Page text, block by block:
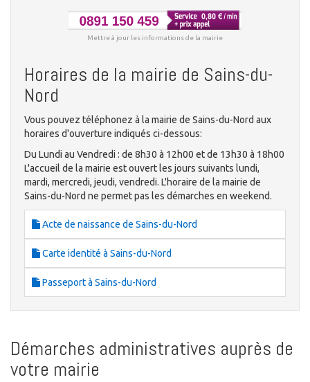
Mettre à jour les informations de la mairie
Horaires de la mairie de Sains-du-
Nord
Vous pouvez téléphonez à la mairie de Sains-du-Nord aux
horaires d'ouverture indiqués ci-dessous:
Du Lundi au Vendredi : de 8h30 à 12h00 et de 13h30 à 18h00
L'accueil de la mairie est ouvert les jours suivants lundi,
mardi, mercredi, jeudi, vendredi. L'horaire de la mairie de
Sains-du-Nord ne permet pas les démarches en weekend.
Acte de naissance de Sains-du-Nord
Carte identité à Sains-du-Nord
Passeport à Sains-du-Nord
Démarches administratives auprès de
votre mairie